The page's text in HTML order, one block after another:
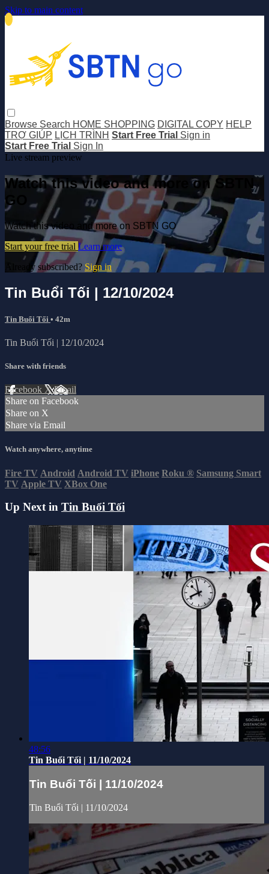
Skip to main content
Browse Search HOME SHOPPING DIGITAL COPY HELP
TRỢ GIÚP LỊCH TRÌNH Start Free Trial Sign in
Start Free Trial Sign In
Live stream preview
Watch this video and more on SBTN
GO
Watch this video and more on SBTN GO
Start your free trial Learn more
Already subscribed? Sign in
Tin Buổi Tối | 12/10/2024
Tin Buổi Tối • 42m
Tin Buổi Tối | 12/10/2024
Share with friends
Facebook XEmail
Share on Facebook
Share on X
Share via Email
Watch anywhere, anytime
Fire TV Android Android TV iPhone Roku ® Samsung Smart
TV Apple TV XBox One
Up Next in Tin Buổi Tối
48:56
Tin Buổi Tối | 11/10/2024
Tin Buổi Tối | 11/10/2024
Tin Buổi Tối | 11/10/2024